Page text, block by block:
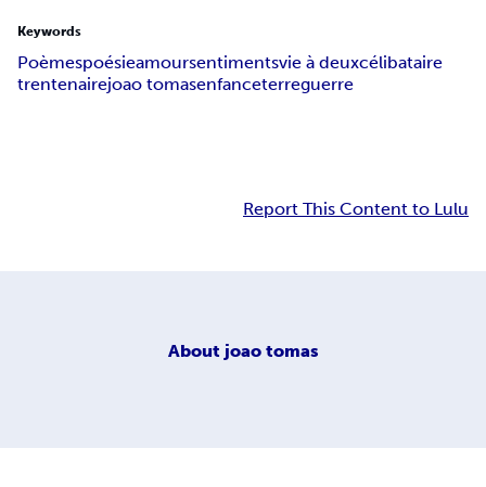
Keywords
Poèmespoésieamoursentimentsvie à deuxcélibataire
trentenairejoao tomasenfanceterreguerre
Report This Content to Lulu
About joao tomas